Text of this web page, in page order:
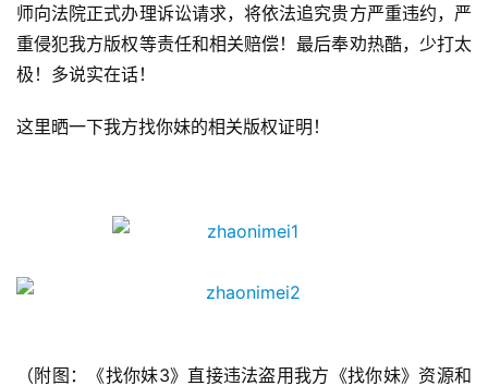
2
5
第
三
月
师向法院正式办理诉讼请求，将依法追究贵方严重违约，严
重侵犯我方版权等责任和相关赔偿！最后奉劝热酷，少打太
极！多说实在话！
这里晒一下我方找你妹的相关版权证明！
（附图：《找你妹3》直接违法盗用我方《找你妹》资源和